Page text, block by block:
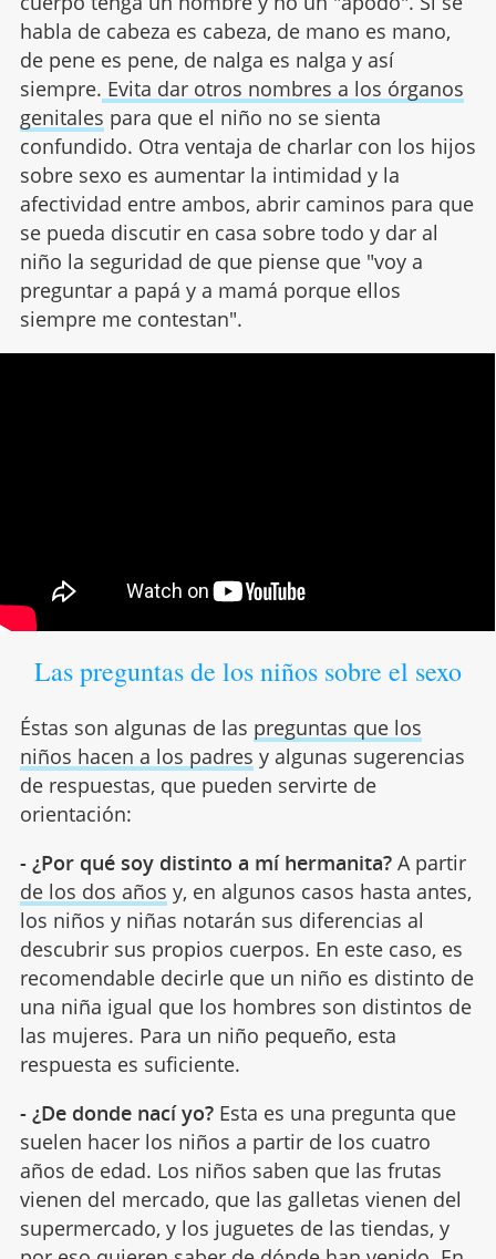
habla de cabeza es cabeza, de mano es mano,
de pene es pene, de nalga es nalga y así
siempre. Evita dar otros nombres a los órganos
genitales para que el niño no se sienta
confundido. Otra ventaja de charlar con los hijos
sobre sexo es aumentar la intimidad y la
afectividad entre ambos, abrir caminos para que
se pueda discutir en casa sobre todo y dar al
niño la seguridad de que piense que "voy a
preguntar a papá y a mamá porque ellos
siempre me contestan".
Las preguntas de los niños sobre el sexo
Éstas son algunas de las preguntas que los
niños hacen a los padres y algunas sugerencias
de respuestas, que pueden servirte de
orientación:
- ¿Por qué soy distinto a mí hermanita?A partir
de los dos años y, en algunos casos hasta antes,
los niños y niñas notarán sus diferencias al
descubrir sus propios cuerpos. En este caso, es
recomendable decirle que un niño es distinto de
una niña igual que los hombres son distintos de
las mujeres. Para un niño pequeño, esta
respuesta es suficiente.
- ¿De donde nací yo?Esta es una pregunta que
suelen hacer los niños a partir de los cuatro
años de edad. Los niños saben que las frutas
vienen del mercado, que las galletas vienen del
supermercado, y los juguetes de las tiendas, y